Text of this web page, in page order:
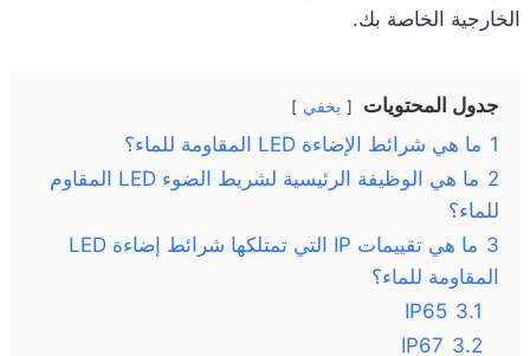
الخارجية الخاصة بك.
جدول المحتويات يخفي
1 ما هي شرائط الإضاءة LED المقاومة للماء؟
2
ما هي الوظيفة الرئيسية لشريط الضوء LED المقاوم
للماء؟
3
ما هي تقييمات IP التي تمتلكها شرائط إضاءة LED
المقاومة للماء؟
3.1
IP65
3.2
IP67